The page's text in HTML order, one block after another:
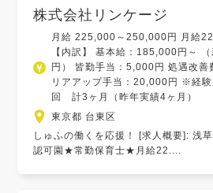
株式会社リンケージ
月給 225,000～250,000円 月給
【内訳】 基本給：185,000円～
円） 皆勤手当：5,000円 処遇改
リアアップ手当：20,000円 ※経
回 計3ヶ月（昨年実績4ヶ月）
東京都 台東区
しゅふの働くを応援！ [求人概要]: 浅
認可園★常勤保育士★月給22....